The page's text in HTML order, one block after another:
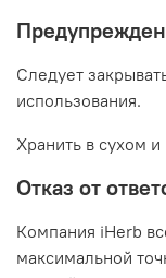
Следует
использования.
Хранить в сухом
Отказ от
Компания iHerb
максимальной